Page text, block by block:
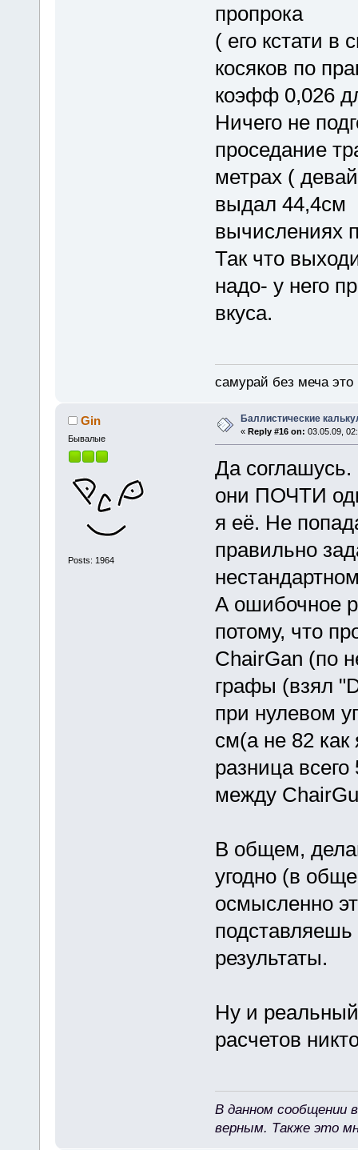
пропрока
( его кстати в
косяков по
коэфф 0,026
Ничего не
проседание
метрах (
выдал 44,4см
вычислениях
Так что
надо- у него
вкуса.
самурай без меча это
Gin
Бывалые
Posts: 1964
Баллистические
« Reply #16 on: 03.05.09,
Да соглашусь.
они ПОЧТИ
я её. Не
правильно
А ошибочное
потому, что
ChairGan (по
графы (взял
при нулевом
см(а не 82
разница
между
В общем,
угодно (в
осмысленно
подставляешь
результаты.
Ну и реальный
расчетов
В данном сообщении
верным. Также это